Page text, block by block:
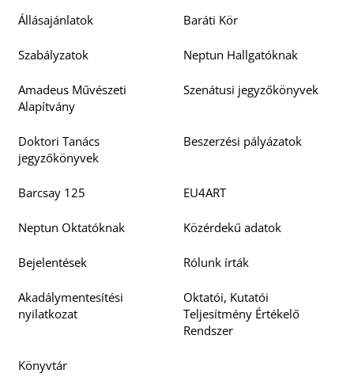
Állásajánlatok Baráti Kör
Szabályzatok Neptun Hallgatóknak
Amadeus Művészeti
Alapítvány
Szenátusi jegyzőkönyvek
Doktori Tanács
jegyzőkönyvek
Beszerzési pályázatok
Barcsay 125 EU4ART
Neptun Oktatóknak Közérdekű adatok
Bejelentések Rólunk írták
Akadálymentesítési
nyilatkozat
Oktatói, Kutatói
Teljesítmény Értékelő
Rendszer
Könyvtár